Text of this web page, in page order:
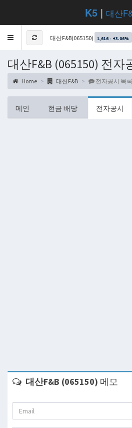
K5 | 대산
Toggle
navigation
대산F&B(065150) 1,616 - +3.06%
대산F&B (065150) 전자
Home 대산F&B 전자공시 목록
메인 현금 배당 전자공시
대산F&B (065150) 메모